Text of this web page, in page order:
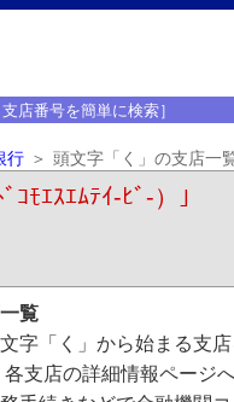
店番号を簡単に検索］
行 頭文字「く」の支店一
ﾓｴｽｴﾑﾃｲ-ﾋﾞ-）｣
覧
字「く」から始まる支
支店の詳細情報ページ